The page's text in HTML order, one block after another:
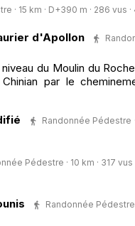
· 15 km · D+390 m · 286 vus ·
d'Apollon
du Moulin du
par le
Randonnée Pédestre ·
Pédestre · 10 km · 317 vus
Randonnée Pédestre